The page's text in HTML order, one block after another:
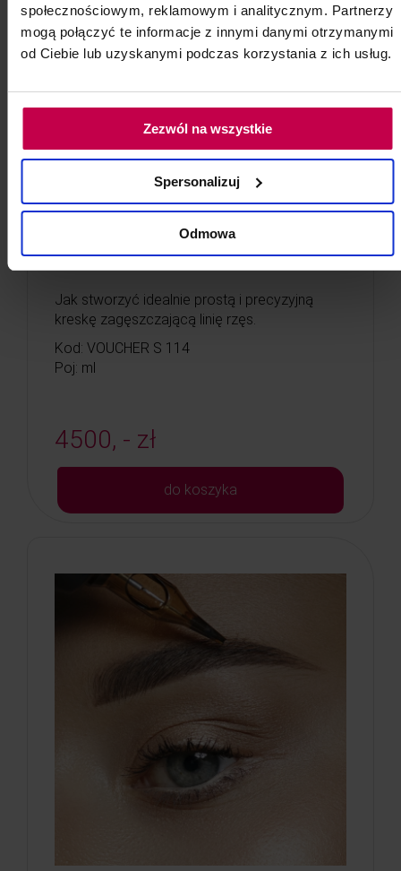
społecznościowym, reklamowym i analitycznym. Partnerzy
mogą połączyć te informacje z innymi danymi otrzymanymi
od Ciebie lub uzyskanymi podczas korzystania z ich usług.
Zezwól na wszystkie
Spersonalizuj
Odmowa
Makijaż permanentny kreski na
powiece - 2 metody: kreska
zagęszczająca w linii rzęs,
kreska średnia
Szkolenie mikropigmentacja kreski na
powiece
Jak stworzyć idealnie prostą i precyzyjną
kreskę zagęszczającą linię rzęs.
Kod: VOUCHER S 114
Poj: ml
4500, - zł
do koszyka